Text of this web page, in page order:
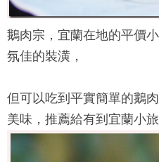
鵝肉宗 ，宜蘭在地的平價
氛佳的裝潢，
但可以吃到平實簡單的鵝
美味，推薦給有到宜蘭小